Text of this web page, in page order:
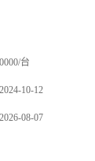
台
2024-10-12
2026-08-07